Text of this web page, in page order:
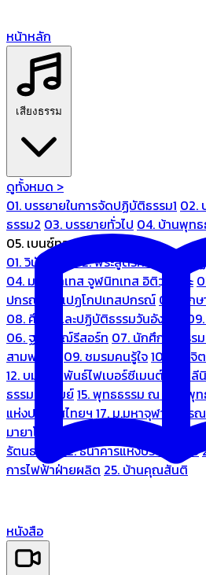
หน้าหลัก
เสียงธรรม
ดูทั้งหมด >
01. บรรยายในการจัดปฏิบัติธรรม1 02.
ธรรม2 03. บรรยายทั่วไป 04. บ้านพุท
05. เบนซ์ทองหล่อ
01. วินัยปิฎก
02. พระสูตรศึกษา
03.
04. มหานิทเทส จูฬนิทเทส อิติวุตตกะ
ปกรณ์ และเปฏโกปเทสปกรณ์ 07. ศึก
08. ศึกษาและปฏิบัติธรรมวันอังคาร
06. ฐณิชาฌ์รีสอร์ท 07. นักศึกษาธรร
สามพระยา
09. ชมรมคนรู้ใจ10. บ้านจิ
12. บมจ.มหพันธ์ไฟเบอร์ซีเมนต์
13.
ธรรมะรื่นรมย์15. พุทธธรรม ณ แดนพุ
แห่งประเทศไทยฯ 17. ม.มหาจุฬาลงกร
มายาโคตมี
19. ariya wellness center
รัตนธรรม
22. ธนาคารแห่งประเทศไทย
การไฟฟ้าฝ่ายผลิต 25. บ้านคุณสันติ
หนังสือ